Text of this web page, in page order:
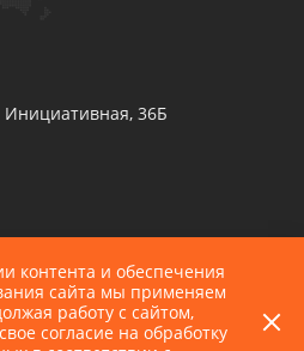
Инициативная, 36Б
права защищены.
контента и обеспечения
сайта мы применяем
работу с сайтом,
согласие на обработку